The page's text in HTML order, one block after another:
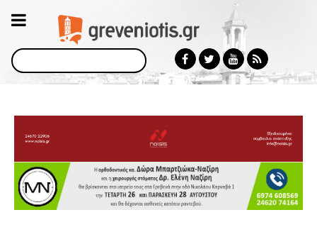
Αναζήτηση